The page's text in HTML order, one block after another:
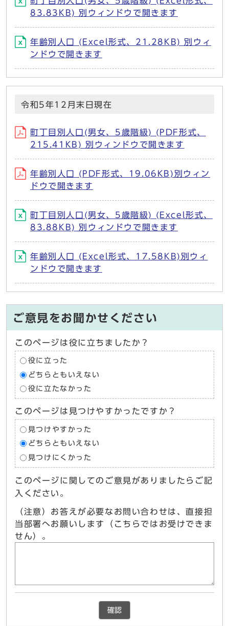
83.83KB) 別ウィンドウで開きます
年齢別人口 (Excel形式、21.28KB) 別ウィ
ンドウで開きます
令和5年12月末日現在
町丁目別人口(男女、5歳階級) (PDF形式、
215.41KB) 別ウィンドウで開きます
年齢別人口 (PDF形式、19.06KB)別ウィン
ドウで開きます
町丁目別人口(男女、5歳階級) (Excel形式、
83.88KB) 別ウィンドウで開きます
年齢別人口 (Excel形式、17.58KB)別ウィ
ンドウで開きます
ご意見をお聞かせください
このページは役に立ちましたか？
役に立った
どちらともいえない
役に立たなかった
このページは見つけやすかったですか？
見つけやすかった
どちらともいえない
見つけにくかった
このページに関してのご意見がありましたらご記
入ください。
（注意）お答えが必要なお問い合わせは、直接担
当部署へお願いします（こちらではお受けできま
せん）。
確認